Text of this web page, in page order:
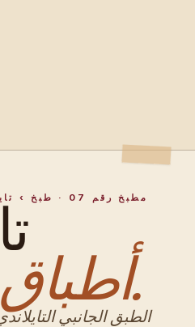
مطبخ رقم 07 · طبخ › تايلاندي › طبق جانبي
أطباق جانبية.
الطبق الجانبي